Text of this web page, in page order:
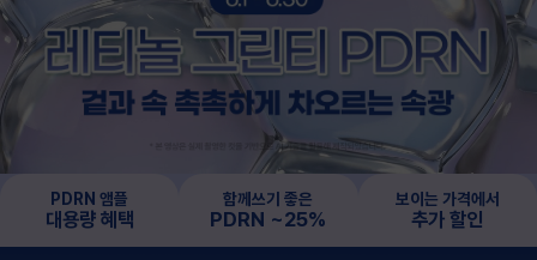
PDRN 앰플
대용량 혜택
함께쓰기 좋은
PDRN ~25%
보이는 가격에서
추가 할인